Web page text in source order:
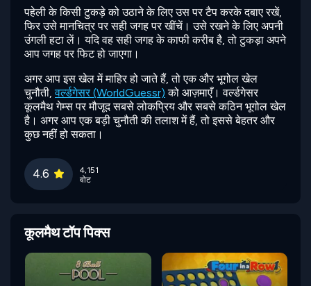
पहेली के किसी टुकड़े को उठाने के लिए उस पर टैप करके दबाए रखें,
फिर उसे मानचित्र पर सही जगह पर खींचें। उसे रखने के लिए अपनी
उंगली हटा लें। यदि वह सही जगह के काफी करीब है, तो टुकड़ा अपने
आप जगह पर फिट हो जाएगा।
अगर आप इस खेल में माहिर हो जाते हैं, तो एक और भूगोल खेल
चुनौती,वर्ल्डगेसर (WorldGuessr) को आज़माएँ। वर्ल्डगेसर
कूलमैथ गेम्स पर मौजूद सबसे लोकप्रिय और सबसे कठिन भूगोल खेल
है। अगर आप एक बड़ी चुनौती की तलाश में हैं, तो इससे बेहतर और
कुछ नहीं हो सकता।
4.6
4,151
वोट
कूलमैथ टॉप पिक्स